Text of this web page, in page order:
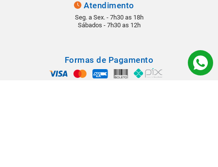
Atendimento
Seg. a Sex. - 7h30 as 18h
Sábados - 7h30 as 12h
Formas de Pagamento